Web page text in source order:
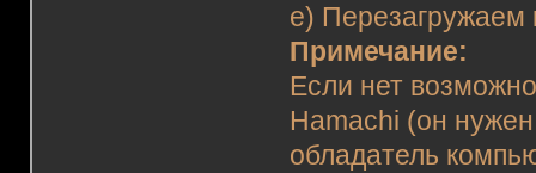
e)
Примечание:
Если нет
Hamachi (он
обладатель